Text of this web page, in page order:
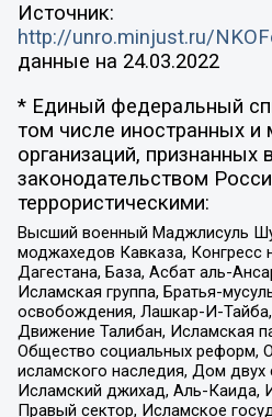
Источник:
http://unro.minjust.ru/
данные на 24.03.2022
* Единый федеральный
том числе иностранных
организаций, признанных
законодательством
террористическими:
Высший военный Маджлисуль
моджахедов Кавказа, Конгресс
Дагестана, База, Асбат аль-
Исламская группа, Братья-
освобождения, Лашкар-И-Тайба,
Движение Талибан, Исламская
Общество социальных реформ,
исламского наследия, Дом
Исламский джихад, Аль-Каида,
Правый сектор, Исламское